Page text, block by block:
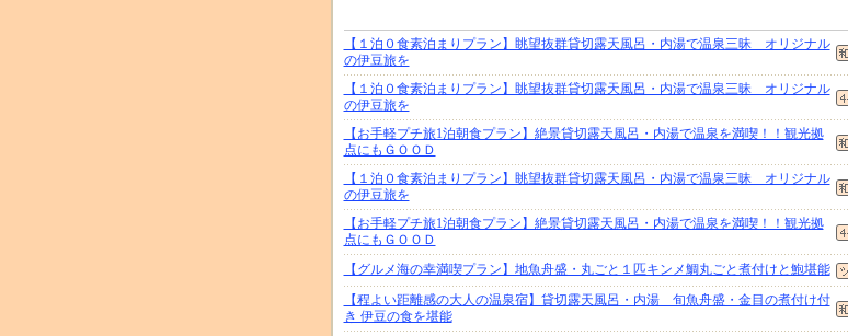
【１泊０食素泊まりプラン】眺望抜群貸切露天風呂・内湯で温泉三昧 オリジナル
の伊豆旅を
【１泊０食素泊まりプラン】眺望抜群貸切露天風呂・内湯で温泉三昧 オリジナル
の伊豆旅を
【お手軽プチ旅1泊朝食プラン】絶景貸切露天風呂・内湯で温泉を満喫！！観光拠
点にもＧＯＯＤ
【１泊０食素泊まりプラン】眺望抜群貸切露天風呂・内湯で温泉三昧 オリジナル
の伊豆旅を
【お手軽プチ旅1泊朝食プラン】絶景貸切露天風呂・内湯で温泉を満喫！！観光拠
点にもＧＯＯＤ
【グルメ海の幸満喫プラン】地魚舟盛・丸ごと１匹キンメ鯛丸ごと煮付けと鮑堪能
【程よい距離感の大人の温泉宿】貸切露天風呂・内湯 旬魚舟盛・金目の煮付け付
き 伊豆の食を堪能